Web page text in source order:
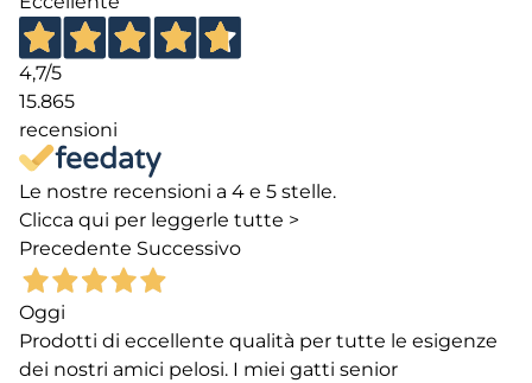
4,7/5
15.865
recensioni
Le nostre recensioni a 4 e 5 stelle.
Clicca qui per leggerle tutte >
Precedente Successivo
Oggi
Prodotti di eccellente qualità per tutte le esigenze
dei nostri amici pelosi. I miei gatti senior